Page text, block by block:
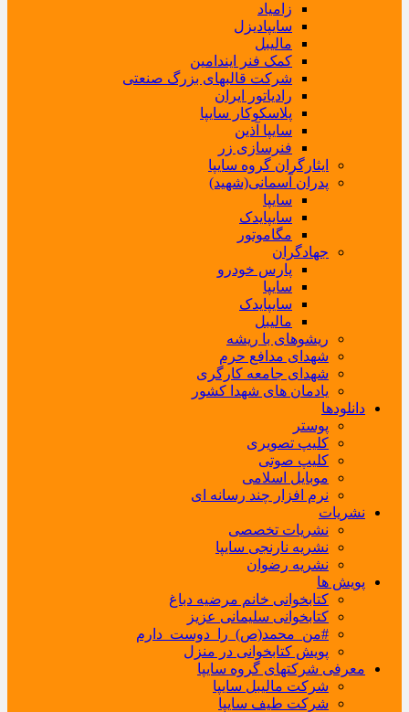
زامیاد
سایپادیزل
مالیبل
کمک فنر ایندامین
شرکت قالبهای بزرگ صنعتی
رادیاتور ایران
پلاسکوکار سایپا
سایپا آذین
فنرسازی زر
ایثارگران گروه سایپا
پدران آسمانی(شهید)
سایپا
سایپایدک
مگاموتور
جهادگران
پارس خودرو
سایپا
سایپایدک
مالیبل
ریشوهای با ریشه
شهدای مدافع حرم
شهدای جامعه کارگری
یادمان های شهدا کشور
دانلودها
پوستر
کلیپ تصویری
کلیپ صوتی
موبایل اسلامی
نرم افزار چند رسانه ای
نشریات
نشریات تخصصی
نشریه نارنجی سایپا
نشریه رضوان
پویش ها
کتابخوانی خانم مرضیه دباغ
کتابخوانی سلیمانی عزیز
#من_محمد(ص)_را_دوست_دارم
پویش کتابخوانی در منزل
معرفی شرکتهای گروه سایپا
شرکت مالیبل سایپا
شرکت طیف سایپا